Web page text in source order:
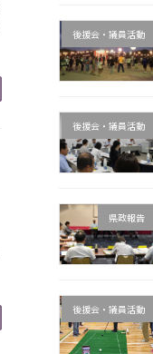
後援会・議員活動
後援会・議員活動
県政報告
後援会・議員活動